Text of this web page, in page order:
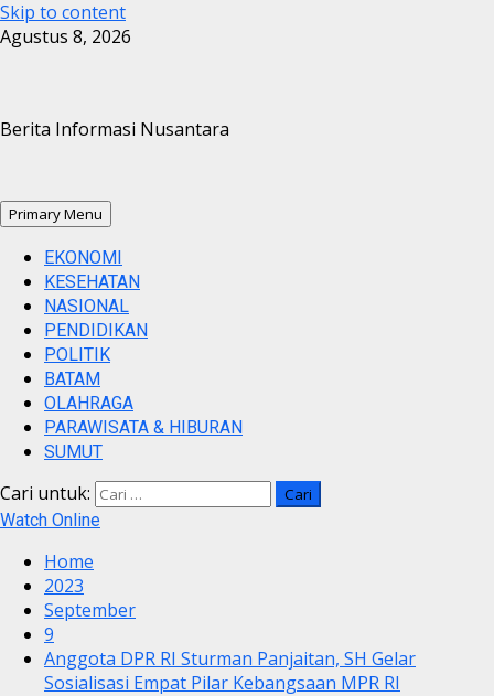
Skip to content
Agustus 8, 2026
Berita Informasi Nusantara
Primary Menu
EKONOMI
KESEHATAN
NASIONAL
PENDIDIKAN
POLITIK
BATAM
OLAHRAGA
PARAWISATA & HIBURAN
SUMUT
Cari untuk:
Watch Online
Home
2023
September
9
Anggota DPR RI Sturman Panjaitan, SH Gelar
Sosialisasi Empat Pilar Kebangsaan MPR RI